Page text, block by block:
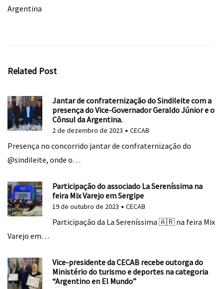
Argentina
Related Post
Jantar de confraternização do Sindileite com a
presença do Vice-Governador Geraldo Júnior e o
Cônsul da Argentina.
2 de dezembro de 2023 CECAB
Presença no concorrido jantar de confraternização do
@sindileite, onde o…
Participação do associado La Sereníssima na
feira Mix Varejo em Sergipe
19 de outubro de 2023 CECAB
Participação da La Sereníssima 🇦🇷 na feira Mix
Varejo em…
Vice-presidente da CECAB recebe outorga do
Ministério do turismo e deportes na categoria
“Argentino en El Mundo”